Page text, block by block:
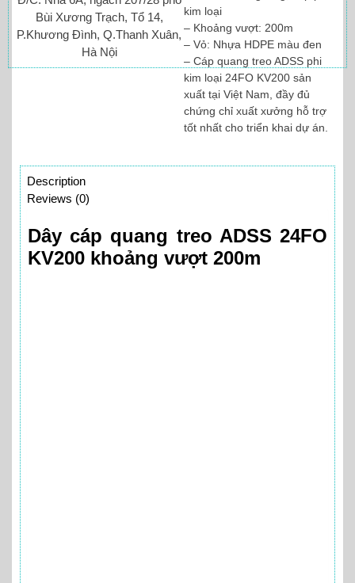
kim loại
– Khoảng vượt: 200m
– Vỏ: Nhựa HDPE màu đen
– Cáp quang treo ADSS phi
kim loại 24FO KV200 sản
xuất tại Việt Nam, đầy đủ
chứng chỉ xuất xưởng hỗ trợ
tốt nhất cho triển khai dự án.
Bùi Xương Trạch, Tổ 14,
P.Khương Đình, Q.Thanh Xuân,
Hà Nội
Description
Reviews (0)
Dây cáp quang treo ADSS 24FO
KV200 khoảng vượt 200m